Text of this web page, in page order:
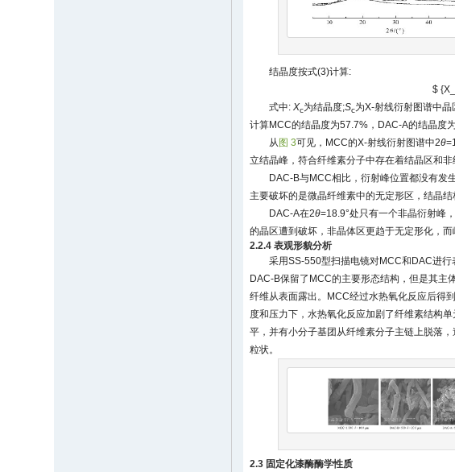
结晶度按式(3)计算:
$
式中:Xc为结晶度;Sc为X-射线衍射图谱中晶
计算MCC的结晶度为57.7%，DAC-A的结晶度
从 图 3可见，MCC的X-射线衍射图谱中2θ
立结晶峰，符合纤维素分子中存在着结晶区和非
DAC-B与MCC相比，衍射峰位置都没有发
主要破坏的是微晶纤维素中的无定形区，结晶
DAC-A在2θ=18.9°处只有一个非晶衍射峰
的晶区遭到破坏，非晶体区更趋于无定形化，
2.2.4 表观形貌分析
采用SS-550型扫描电镜对MCC和DAC进行
DAC-B保留了MCC的主要形态结构，但是其主
纤维从表面露出。MCC经过水热氧化反应后得
度和压力下，水热氧化反应加剧了纤维素结构
平，并有小分子基团从纤维素分子主链上脱落
粒状。
2.3 固定化漆酶酶学性质